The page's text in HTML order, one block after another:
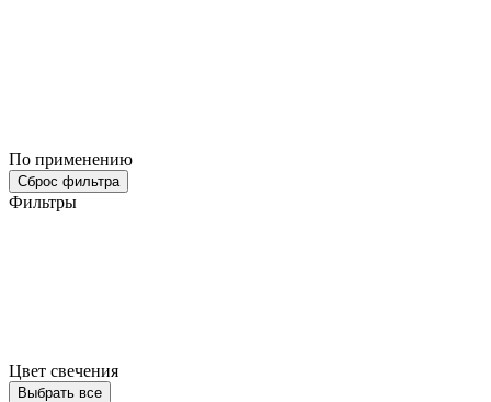
По применению
Сброс фильтра
Фильтры
Цвет свечения
Выбрать все